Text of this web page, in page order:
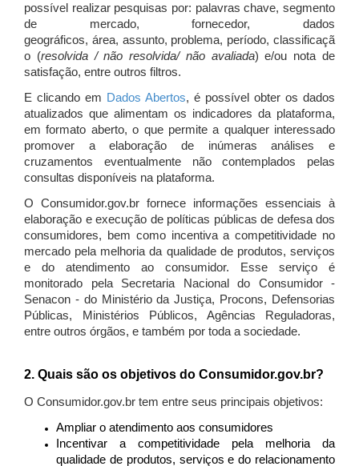
possível realizar pesquisas por: palavras chave, segmento
de mercado, fornecedor, dados
geográficos, área, assunto, problema, período, classificaçã
o (resolvida / não resolvida/ não avaliada) e/ou nota de
satisfação, entre outros filtros.
E clicando em Dados Abertos, é possível obter os dados
atualizados que alimentam os indicadores da plataforma,
em formato aberto, o que permite a qualquer interessado
promover a elaboração de inúmeras análises e
cruzamentos eventualmente não contemplados pelas
consultas disponíveis na plataforma.
O Consumidor.gov.br fornece informações essenciais à
elaboração e execução de políticas públicas de defesa dos
consumidores, bem como incentiva a competitividade no
mercado pela melhoria da qualidade de produtos, serviços
e do atendimento ao consumidor. Esse serviço é
monitorado pela Secretaria Nacional do Consumidor -
Senacon - do Ministério da Justiça, Procons, Defensorias
Públicas, Ministérios Públicos, Agências Reguladoras,
entre outros órgãos, e também por toda a sociedade.
2. Quais são os objetivos do Consumidor.gov.br?
O Consumidor.gov.br tem entre seus principais objetivos:
Ampliar o atendimento aos consumidores
Incentivar a competitividade pela melhoria da
qualidade de produtos, serviços e do relacionamento